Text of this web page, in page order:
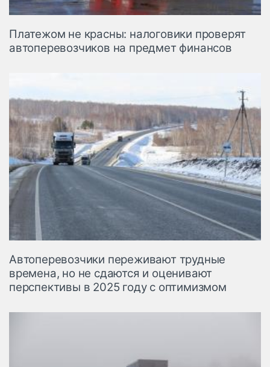
Платежом не красны: налоговики проверят
автоперевозчиков на предмет финансов
Автоперевозчики переживают трудные
времена, но не сдаются и оценивают
перспективы в 2025 году с оптимизмом